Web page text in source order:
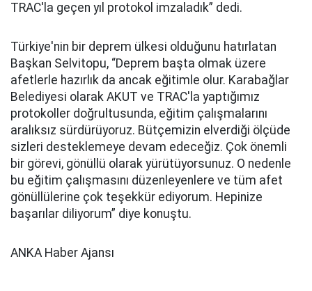
TRAC'la geçen yıl protokol imzaladık” dedi.
Türkiye'nin bir deprem ülkesi olduğunu hatırlatan
Başkan Selvitopu, “Deprem başta olmak üzere
afetlerle hazırlık da ancak eğitimle olur. Karabağlar
Belediyesi olarak AKUT ve TRAC'la yaptığımız
protokoller doğrultusunda, eğitim çalışmalarını
aralıksız sürdürüyoruz. Bütçemizin elverdiği ölçüde
sizleri desteklemeye devam edeceğiz. Çok önemli
bir görevi, gönüllü olarak yürütüyorsunuz. O nedenle
bu eğitim çalışmasını düzenleyenlere ve tüm afet
gönüllülerine çok teşekkür ediyorum. Hepinize
başarılar diliyorum” diye konuştu.
ANKA Haber Ajansı